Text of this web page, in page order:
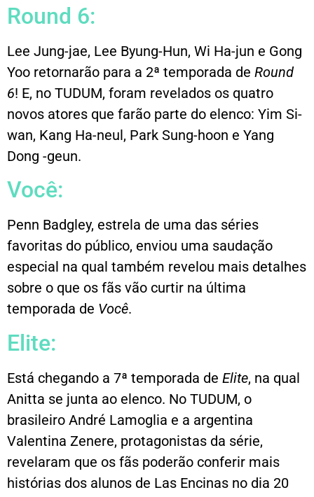
Round 6:
Lee Jung-jae, Lee Byung-Hun, Wi Ha-jun e Gong
Yoo retornarão para a 2ª temporada de Round
6! E, no TUDUM, foram revelados os quatro
novos atores que farão parte do elenco: Yim Si-
wan, Kang Ha-neul, Park Sung-hoon e Yang
Dong -geun.
Você:
Penn Badgley, estrela de uma das séries
favoritas do público, enviou uma saudação
especial na qual também revelou mais detalhes
sobre o que os fãs vão curtir na última
temporada de Você.
Elite:
Está chegando a 7ª temporada de Elite, na qual
Anitta se junta ao elenco. No TUDUM, o
brasileiro André Lamoglia e a argentina
Valentina Zenere, protagonistas da série,
revelaram que os fãs poderão conferir mais
histórias dos alunos de Las Encinas no dia 20